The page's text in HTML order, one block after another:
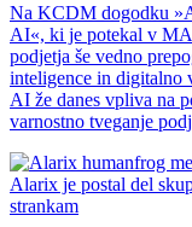
Na KCDM dogodku
AI«, ki je potekal v
podjetja še vedno
inteligence in digitalno
AI že danes vpliva na
varnostno tveganje
Alarix je postal del
strankam